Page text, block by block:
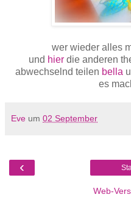
wer wieder alles
und hierdie anderen
abwechselnd teilen bella
es
Eve um 02 September
‹
Web-